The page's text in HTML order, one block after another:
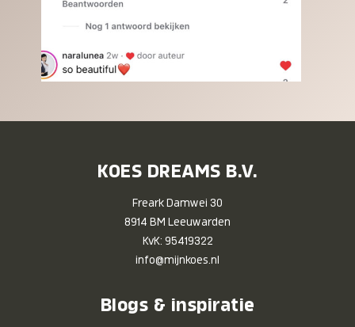
KOES DREAMS B.V.
Freark Damwei 30
8914 BM Leeuwarden
KvK: 95419322
info@mijnkoes.nl
Blogs & inspiratie